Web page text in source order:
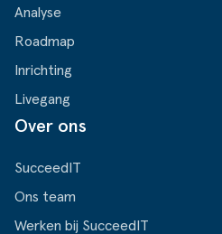
Analyse
Roadmap
Inrichting
Livegang
Over ons
SucceedIT
Ons team
Werken bij SucceedIT